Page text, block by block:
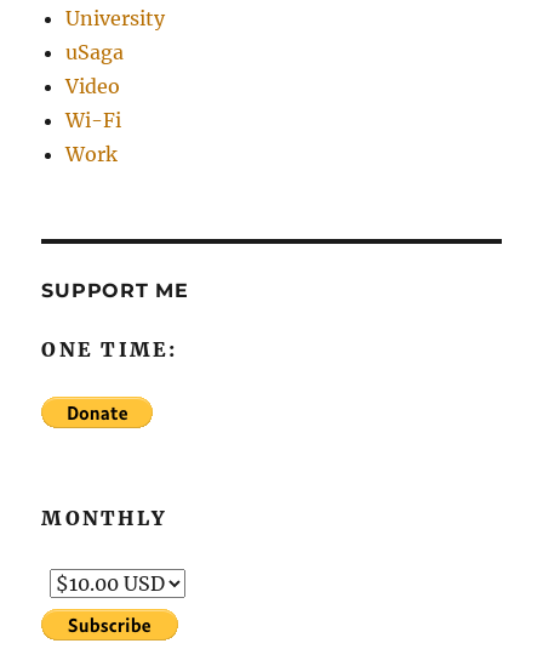
University
uSaga
Video
Wi-Fi
Work
SUPPORT ME
ONE TIME:
MONTHLY